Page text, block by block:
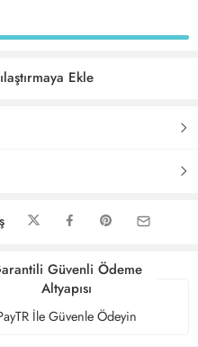
Ekle
Güvenli Ödeme
Altyapısı
İle Güvenle Ödeyin